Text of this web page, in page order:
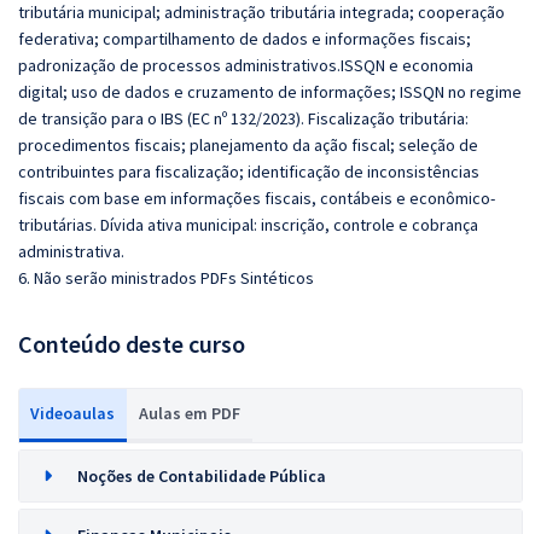
tributária municipal; administração tributária integrada; cooperação
federativa; compartilhamento de dados e informações fiscais;
padronização de processos administrativos.ISSQN e economia
digital; uso de dados e cruzamento de informações; ISSQN no regime
de transição para o IBS (EC nº 132/2023). Fiscalização tributária:
procedimentos fiscais; planejamento da ação fiscal; seleção de
contribuintes para fiscalização; identificação de inconsistências
fiscais com base em informações fiscais, contábeis e econômico-
tributárias. Dívida ativa municipal: inscrição, controle e cobrança
administrativa.
6. Não serão ministrados PDFs Sintéticos
Conteúdo deste curso
Videoaulas Aulas em PDF
Noções de Contabilidade Pública